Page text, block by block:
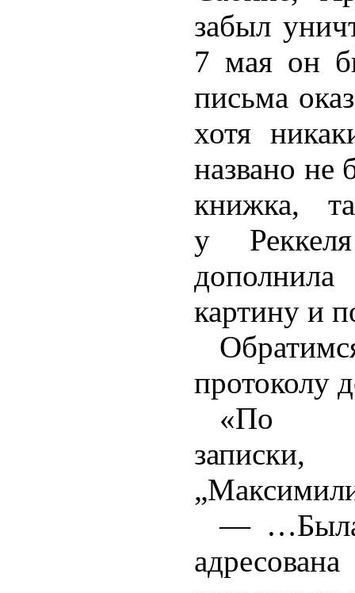
забыл
7 мая он
письма
хотя
названо не
книжка,
у
картину и
протоколу
«По
— …Была